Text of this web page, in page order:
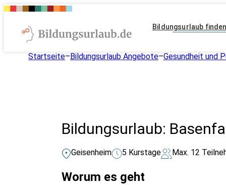
Bildungsurlaub finden
Startseite–Bildungsurlaub Angebote–Gesundheit und
Bildungsurlaub:
Geisenheim 5 Kurstage Max. 12
Worum es geht